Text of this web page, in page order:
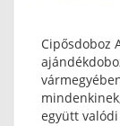
Cipősdoboz
együtt